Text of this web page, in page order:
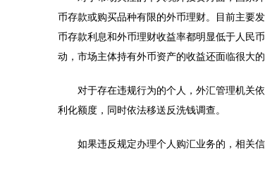
币存款或购买品种有限的外币理财。目前主要
币存款利息和外币理财收益率都明显低于人民
动，市场主体持有外币资产的收益还面临很大的
对于存在违规行为的个人，外汇管理机关依
利化额度，同时依法移送反洗钱调查。
如果违反规定办理个人购汇业务的，相关信